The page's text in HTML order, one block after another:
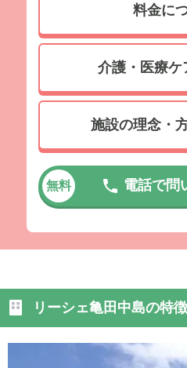
料金に
介護・医療ケ
施設の理念・
無料 電話で問
リーシェ亀田中島の特徴